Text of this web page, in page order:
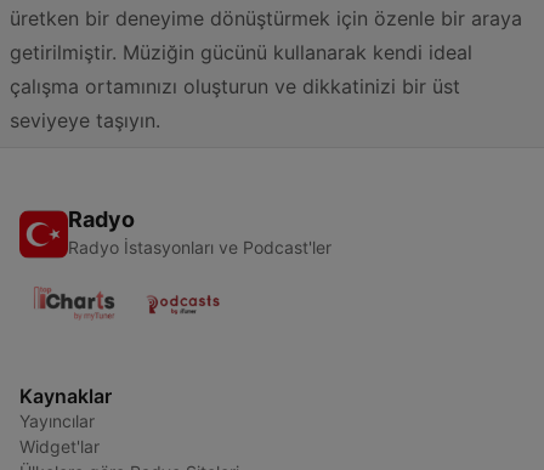
üretken bir deneyime dönüştürmek için özenle bir araya
getirilmiştir. Müziğin gücünü kullanarak kendi ideal
çalışma ortamınızı oluşturun ve dikkatinizi bir üst
seviyeye taşıyın.
Radyo
Radyo İstasyonları ve Podcast'ler
Kaynaklar
Yayıncılar
Widget'lar